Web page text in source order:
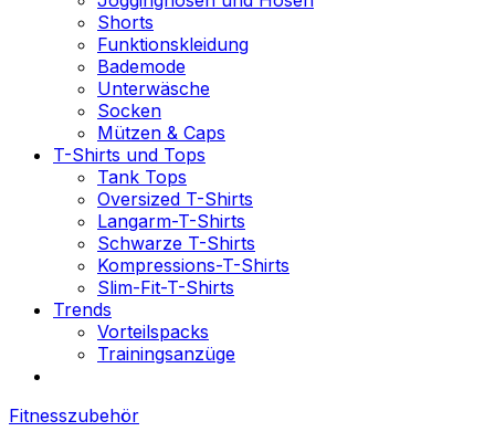
Shorts
Funktionskleidung
Bademode
Unterwäsche
Socken
Mützen & Caps
T-Shirts und Tops
Tank Tops
Oversized T-Shirts
Langarm-T-Shirts
Schwarze T-Shirts
Kompressions-T-Shirts
Slim-Fit-T-Shirts
Trends
Vorteilspacks
Trainingsanzüge
Fitnesszubehör